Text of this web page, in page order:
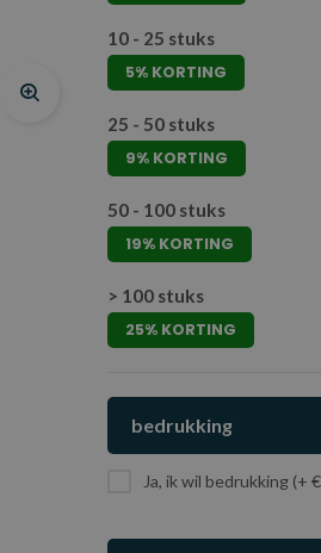
10 - 25 stuks
5% KORTING
25 - 50 stuks
9% KORTING
50 - 100 stuks
19% KORTING
> 100 stuks
25% KORTING
bedrukking
Ja, ik wil bedrukking (+